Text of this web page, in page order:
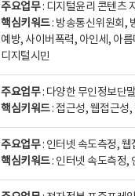
주요업무: 디지털윤리 콘텐츠
핵심키워드: 방송통신위원회,
예방, 사이버폭력, 아인세, 아
디지털시민
주요업무: 다양한 무인정보단
핵심키워드: 접근성, 웹접근성
주요업무: 인터넷 속도측정, 웹
핵심키워드: 인터넷 속도측정,